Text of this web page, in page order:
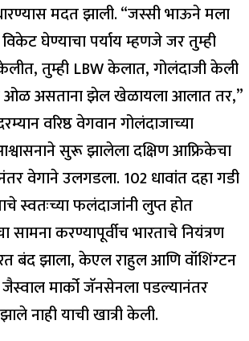
मदत झाली. “जस्सी भाऊने मला
घेण्याचा पर्याय म्हणजे जर तुम्ही
तुम्ही LBW केलात, गोलंदाजी केली
असताना झेल खेळायला आलात तर,”
वरिष्ठ वेगवान गोलंदाजाच्या
सुरू झालेला दक्षिण आफ्रिकेचा
वेगाने उलगडला. 102 धावांत दहा गडी
स्वतःच्या फलंदाजांनी लुप्त होत
सामना करण्यापूर्वीच भारताचे नियंत्रण
बंद झाला, केएल राहुल आणि वॉशिंग्टन
मार्को जॅनसेनला पडल्यानंतर
नाही याची खात्री केली.